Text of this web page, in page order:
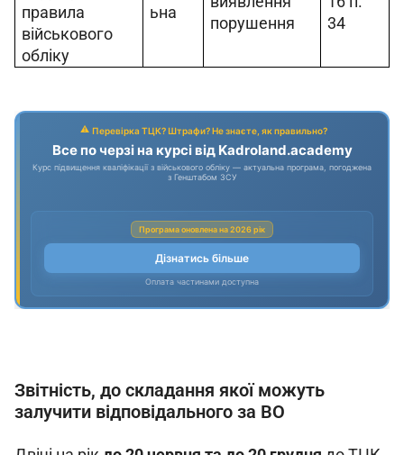
правила
військового
обліку
ьна
порушення
34
Звітність, до складання якої можуть
залучити відповідального за ВО